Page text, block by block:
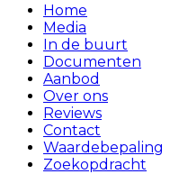
Home
Media
In de buurt
Documenten
Aanbod
Over ons
Reviews
Contact
Waardebepaling
Zoekopdracht